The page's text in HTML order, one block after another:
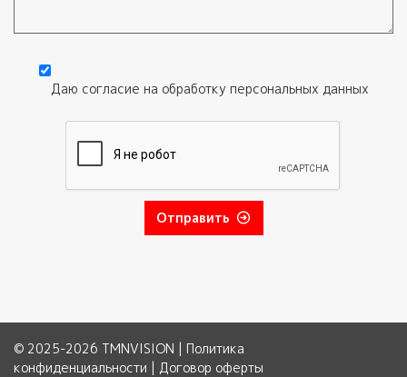
Даю согласие на обработку персональных данных
Отправить
© 2025-2026 TMNVISION | Политика
конфиденциальности | Договор оферты